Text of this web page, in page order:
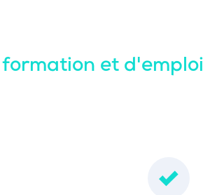
et d'emploi